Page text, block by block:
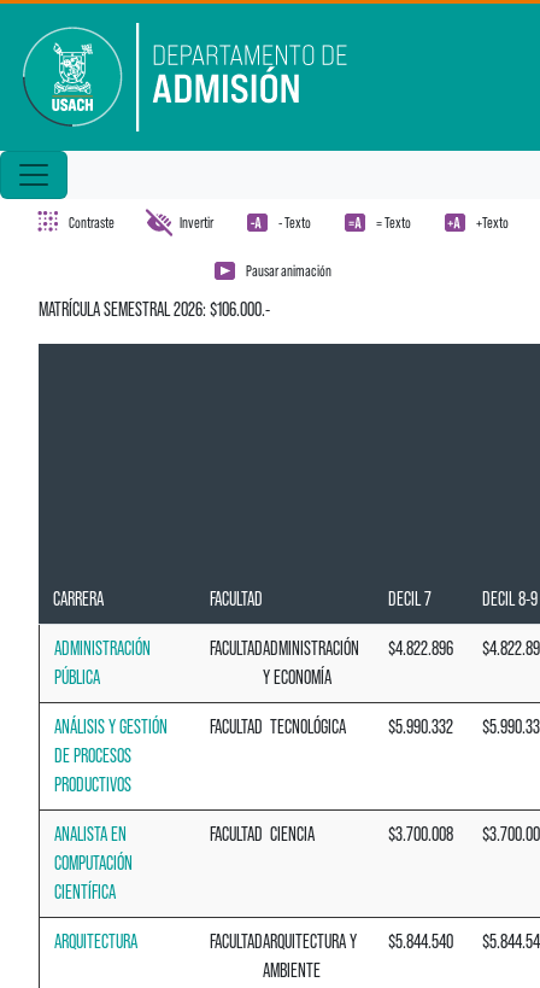
Contraste Invertir - Texto = Texto +Texto
Pausar animación
MATRÍCULA SEMESTRAL 2026: $106.000.-
CARRERA FACULTAD DECIL 7 DECIL 8-9
ADMINISTRACIÓN
PÚBLICA
FACULTADADMINISTRACIÓN
Y ECONOMÍA
$4.822.896
ANÁLISIS Y GESTIÓN
DE PROCESOS
PRODUCTIVOS
FACULTAD TECNOLÓGICA $5.990.332
ANALISTA EN
COMPUTACIÓN
CIENTÍFICA
FACULTAD CIENCIA $3.700.008
ARQUITECTURA FACULTADARQUITECTURA Y
AMBIENTE
$5.844.540